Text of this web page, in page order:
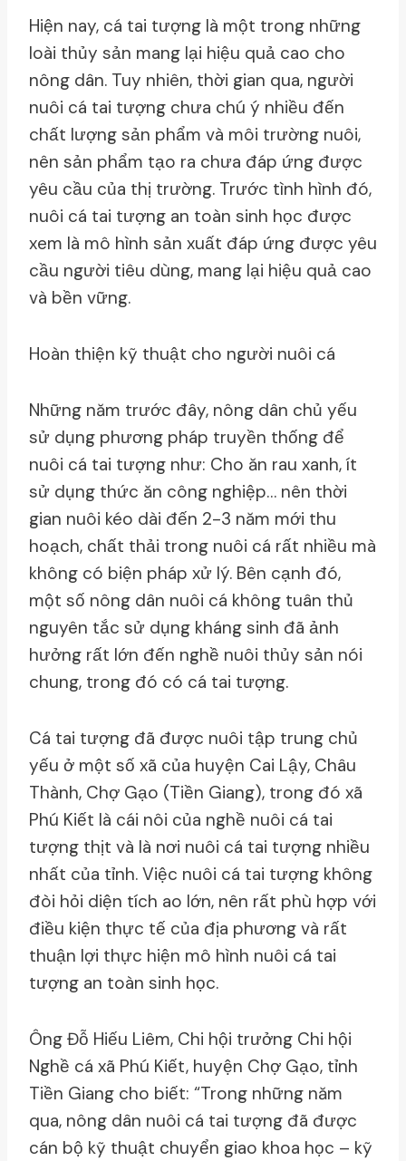
Hiện nay, cá tai tượng là một trong những
loài thủy sản mang lại hiệu quả cao cho
nông dân. Tuy nhiên, thời gian qua, người
nuôi cá tai tượng chưa chú ý nhiều đến
chất lượng sản phẩm và môi trường nuôi,
nên sản phẩm tạo ra chưa đáp ứng được
yêu cầu của thị trường. Trước tình hình đó,
nuôi cá tai tượng an toàn sinh học được
xem là mô hình sản xuất đáp ứng được yêu
cầu người tiêu dùng, mang lại hiệu quả cao
và bền vững.
Hoàn thiện kỹ thuật cho người nuôi cá
Những năm trước đây, nông dân chủ yếu
sử dụng phương pháp truyền thống để
nuôi cá tai tượng như: Cho ăn rau xanh, ít
sử dụng thức ăn công nghiệp… nên thời
gian nuôi kéo dài đến 2-3 năm mới thu
hoạch, chất thải trong nuôi cá rất nhiều mà
không có biện pháp xử lý. Bên cạnh đó,
một số nông dân nuôi cá không tuân thủ
nguyên tắc sử dụng kháng sinh đã ảnh
hưởng rất lớn đến nghề nuôi thủy sản nói
chung, trong đó có cá tai tượng.
Cá tai tượng đã được nuôi tập trung chủ
yếu ở một số xã của huyện Cai Lậy, Châu
Thành, Chợ Gạo (Tiền Giang), trong đó xã
Phú Kiết là cái nôi của nghề nuôi cá tai
tượng thịt và là nơi nuôi cá tai tượng nhiều
nhất của tỉnh. Việc nuôi cá tai tượng không
đòi hỏi diện tích ao lớn, nên rất phù hợp với
điều kiện thực tế của địa phương và rất
thuận lợi thực hiện mô hình nuôi cá tai
tượng an toàn sinh học.
Ông Đỗ Hiếu Liêm, Chi hội trưởng Chi hội
Nghề cá xã Phú Kiết, huyện Chợ Gạo, tỉnh
Tiền Giang cho biết: “Trong những năm
qua, nông dân nuôi cá tai tượng đã được
cán bộ kỹ thuật chuyển giao khoa học – kỹ